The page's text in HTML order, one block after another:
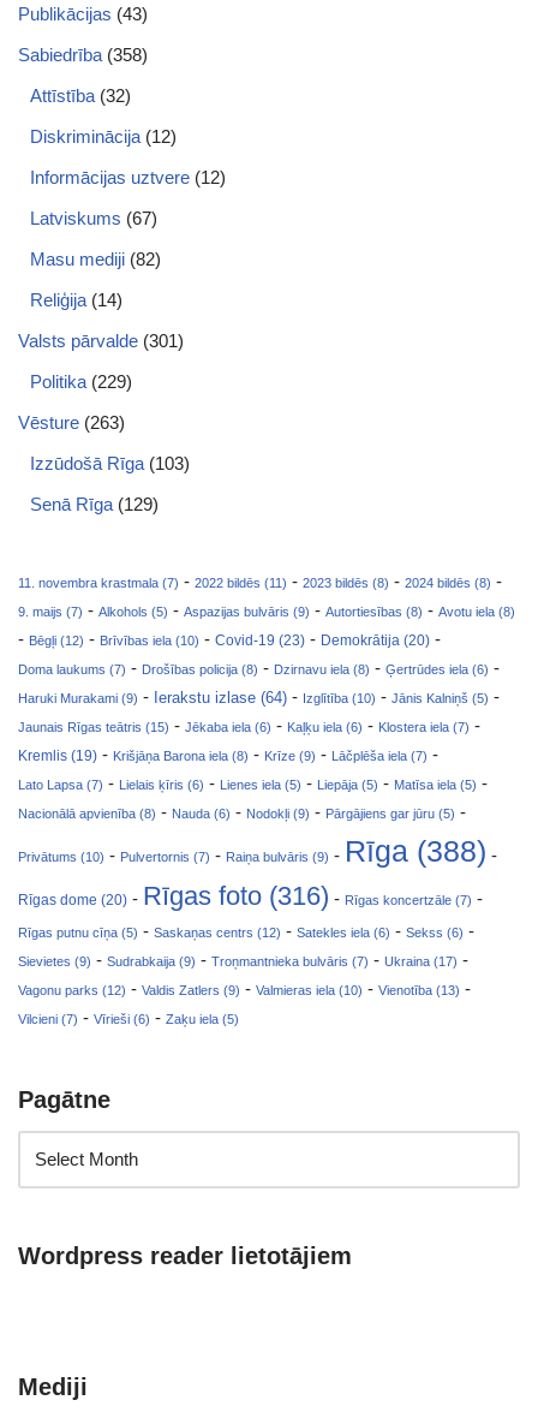
Publikācijas (43)
Sabiedrība (358)
Attīstība (32)
Diskriminācija (12)
Informācijas uztvere (12)
Latviskums (67)
Masu mediji (82)
Reliģija (14)
Valsts pārvalde (301)
Politika (229)
Vēsture (263)
Izzūdošā Rīga (103)
Senā Rīga (129)
11. novembra krastmala (7) - 2022 bildēs (11) - 2023 bildēs (8) - 2024 bildēs (8) -
9. maijs (7) - Alkohols (5) - Aspazijas bulvāris (9) - Autortiesības (8) - Avotu iela (8)
- Bēgļi (12) - Brīvības iela (10) - Covid-19 (23) - Demokrātija (20) -
Doma laukums (7) - Drošības policija (8) - Dzirnavu iela (8) - Ģertrūdes iela (6) -
Haruki Murakami (9) - Ierakstu izlase (64) - Izglītība (10) - Jānis Kalniņš (5) -
Jaunais Rīgas teātris (15) - Jēkaba iela (6) - Kaļķu iela (6) - Klostera iela (7) -
Kremlis (19) - Krišjāņa Barona iela (8) - Krīze (9) - Lāčplēša iela (7) -
Lato Lapsa (7) - Lielais ķīris (6) - Lienes iela (5) - Liepāja (5) - Matīsa iela (5) -
Nacionālā apvienība (8) - Nauda (6) - Nodokļi (9) - Pārgājiens gar jūru (5) -
Privātums (10) - Pulvertornis (7) - Raiņa bulvāris (9) - Rīga (388) -
Rīgas dome (20) - Rīgas foto (316) - Rīgas koncertzāle (7) -
Rīgas putnu cīņa (5) - Saskaņas centrs (12) - Satekles iela (6) - Sekss (6) -
Sievietes (9) - Sudrabkaija (9) - Troņmantnieka bulvāris (7) - Ukraina (17) -
Vagonu parks (12) - Valdis Zatlers (9) - Valmieras iela (10) - Vienotība (13) -
Vilcieni (7) - Vīrieši (6) - Zaķu iela (5)
Pagātne
Wordpress reader lietotājiem
Mediji